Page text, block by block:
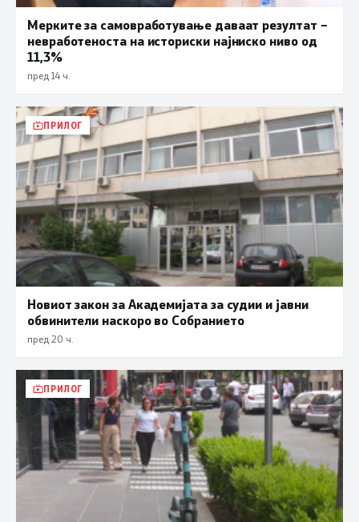
Мерките за самовработување даваат резултат –
невработеноста на историски најниско ниво од
11,3%
пред 14 ч.
ПРИЛОГ
Новиот закон за Академијата за судии и јавни
обвинители наскоро во Собранието
пред 20 ч.
ПРИЛОГ